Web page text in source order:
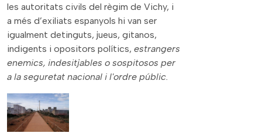
les autoritats civils del règim de Vichy, i
a més d’exiliats espanyols hi van ser
igualment detinguts, jueus, gitanos,
indigents i opositors polítics, estrangers
enemics, indesitjables o sospitosos per
a la seguretat nacional i l'ordre públic.